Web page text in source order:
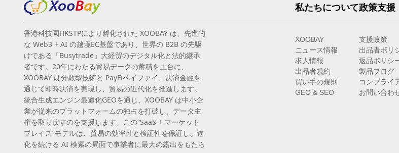
香港科技園HKSTPにより孵化された XOOBAY は、先進的
な Web3 + AI の越境EC基盤であり、世界の B2B の先駆
けである「Busytrade」大経贸のデジタル化と法的継承
者です。20年にわたる貿易データの蓄積を土台に、
XOOBAY は分散型技術と PayFiペイファイ、決済金融を
通じて即時決済を実現し、貿易の近代化を推進します。
統合生成エンジン最適化GEOを通じ、XOOBAY は中小企
業が従来のプラットフォームの独占を打破し、データ主
権を取り戻すのを支援します。この“SaaS + マーケット
プレイス”モデルは、貿易の効率性と検証性を保証し、進
化を続ける AI 検索の局面で事業者に最大の露出をもたら
私たちについて
XOOBAY
ニュース情報
求人情報
出品者規約
買い手の規則
GEO & SEO
政策支援
支援政策
出品者ポリ
返品ポリシ
製品ブログ
コンプライ
お問い合わ